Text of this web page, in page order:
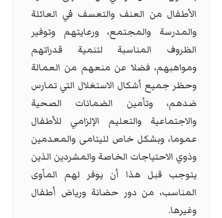
الأطفال من العنف والتعسف في العائلة
والمدرسة والمجتمع، ورعايتهم وتوفير
الظروف المناسبة لتنمية قدراتهم
ومواهبهم، فضلا عن منعهم من العمالة
وحظر جميع أشكال الاستغلال التي تمارس
ضدهم، وتأمين الضمانات الصحية
والاجتماعية والتعليم الإلزامي للأطفال
عموما، وبشكل خاص لليتامى والمعدمين
وذوي الاحتياجات الخاصة والمشردين الذين
يتوجب قبل هذا أن يوفر لهم المأوى
المناسب، من دور حضانة ورياض أطفال
وغيرها.